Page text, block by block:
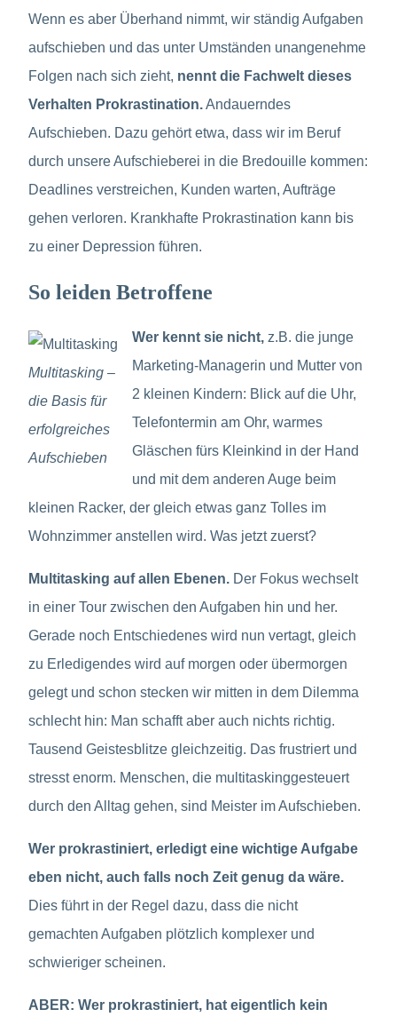
Wenn es aber Überhand nimmt, wir ständig Aufgaben
aufschieben und das unter Umständen unangenehme
Folgen nach sich zieht, nennt die Fachwelt dieses
Verhalten Prokrastination.Andauerndes
Aufschieben. Dazu gehört etwa, dass wir im Beruf
durch unsere Aufschieberei in die Bredouille kommen:
Deadlines verstreichen, Kunden warten, Aufträge
gehen verloren. Krankhafte Prokrastination kann bis
zu einer Depression führen.
So leiden Betroffene
Multitasking –
die Basis für
erfolgreiches
Aufschieben
Wer kennt sie nicht, z.B. die junge
Marketing-Managerin und Mutter von
2 kleinen Kindern: Blick auf die Uhr,
Telefontermin am Ohr, warmes
Gläschen fürs Kleinkind in der Hand
und mit dem anderen Auge beim
kleinen Racker, der gleich etwas ganz Tolles im
Wohnzimmer anstellen wird. Was jetzt zuerst?
Multitasking auf allen Ebenen. Der Fokus wechselt
in einer Tour zwischen den Aufgaben hin und her.
Gerade noch Entschiedenes wird nun vertagt, gleich
zu Erledigendes wird auf morgen oder übermorgen
gelegt und schon stecken wir mitten in dem Dilemma
schlecht hin: Man schafft aber auch nichts richtig.
Tausend Geistesblitze gleichzeitig. Das frustriert und
stresst enorm. Menschen, die multitaskinggesteuert
durch den Alltag gehen, sind Meister im Aufschieben.
Wer prokrastiniert, erledigt eine wichtige Aufgabe
eben nicht, auch falls noch Zeit genug da wäre.
Dies führt in der Regel dazu, dass die nicht
gemachten Aufgaben plötzlich komplexer und
schwieriger scheinen.
ABER: Wer prokrastiniert, hat eigentlich kein